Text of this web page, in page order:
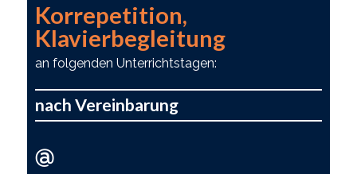
Korrepetition,
Klavierbegleitung
an folgenden Unterrichtstagen:
nach Vereinbarung